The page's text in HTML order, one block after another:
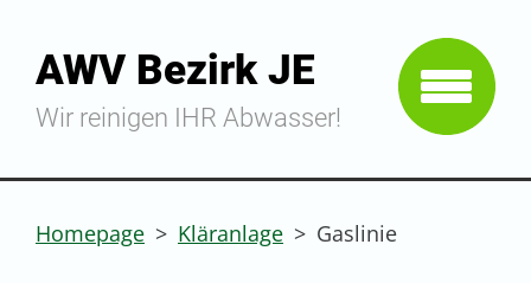
AWV Bezirk JE
Wir reinigen IHR Abwasser!
Homepage > Kläranlage > Gaslinie